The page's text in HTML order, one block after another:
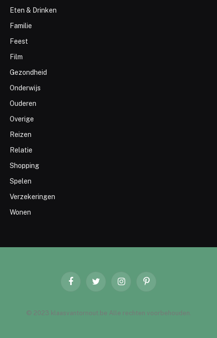
Eten & Drinken
Familie
Feest
Film
Gezondheid
Onderwijs
Ouderen
Overige
Reizen
Relatie
Shopping
Spelen
Verzekeringen
Wonen
FacebookTwitter InstagramPinterest
© 2023 klaasvantornout.be Alle rechten voorbehouden.